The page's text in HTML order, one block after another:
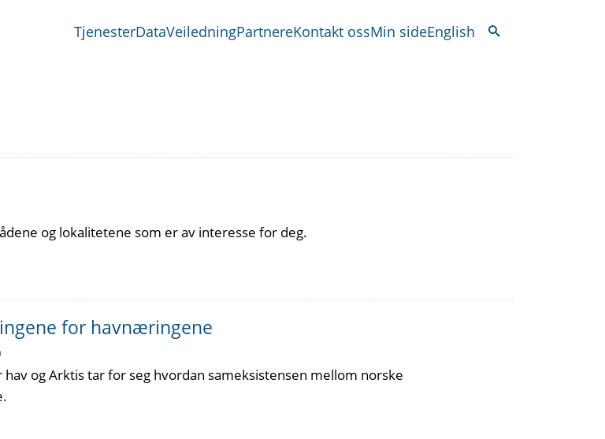
TjenesterDataVeiledningPartnereKontakt ossMin sideEnglish
og lokalitetene som er av interesse for deg.
for havnæringene
og Arktis tar for seg hvordan sameksistensen mellom norske